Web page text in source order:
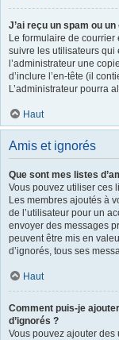
J’ai reçu un spam ou
Le formulaire de
suivre les utilisateurs qui
l’administrateur une
d’inclure l’en-tête (il
L’administrateur pourra
Haut
Amis et ignorés
Que sont mes listes
Vous pouvez utiliser ces
Les membres ajoutés à
de l’utilisateur pour un
envoyer des messages
peuvent être mis en
d’ignorés, tous ses
Haut
Comment puis-je
d’ignorés ?
Vous pouvez ajouter